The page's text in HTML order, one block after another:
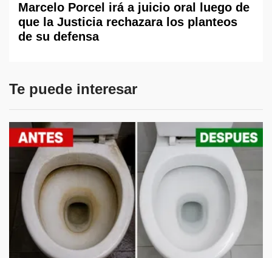
Marcelo Porcel irá a juicio oral luego de
que la Justicia rechazara los planteos
de su defensa
Te puede interesar